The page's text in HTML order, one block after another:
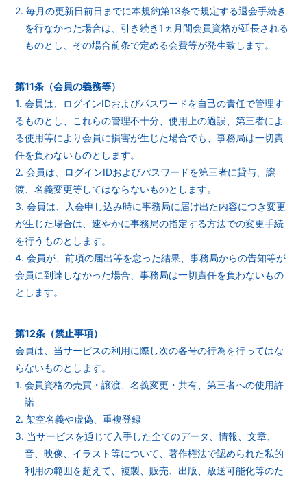
2. 毎月の更新日前日までに本規約第13条で規定する退会手続き
を行なかった場合は、引き続き1ヵ月間会員資格が延長される
ものとし、その場合前条で定める会費等が発生致します。
第11条（会員の義務等）
1. 会員は、ログインIDおよびパスワードを自己の責任で管理す
るものとし、これらの管理不十分、使用上の過誤、第三者によ
る使用等により会員に損害が生じた場合でも、事務局は一切責
任を負わないものとします。
2. 会員は、ログインIDおよびパスワードを第三者に貸与、譲
渡、名義変更等してはならないものとします。
3. 会員は、入会申し込み時に事務局に届け出た内容につき変更
が生じた場合は、速やかに事務局の指定する方法での変更手続
を行うものとします。
4. 会員が、前項の届出等を怠った結果、事務局からの告知等が
会員に到達しなかった場合、事務局は一切責任を負わないもの
とします。
第12条（禁止事項）
会員は、当サービスの利用に際し次の各号の行為を行ってはな
らないものとします。
1. 会員資格の売買・譲渡、名義変更・共有、第三者への使用許
諾
2. 架空名義や虚偽、重複登録
3. 当サービスを通じて入手した全てのデータ、情報、文章、
音、映像、イラスト等について、著作権法で認められた私的
利用の範囲を超えて、複製、販売、出版、放送可能化等のた